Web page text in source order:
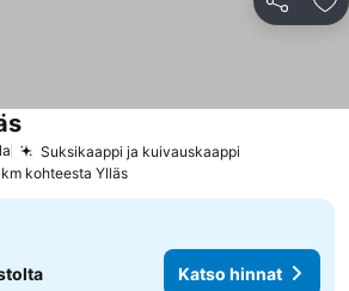
Jaa
Suksikaappi ja kuivauskaappi
kohteesta Ylläs
Katso hinnat